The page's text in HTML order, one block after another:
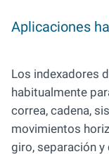
Aplicaciones
Los indexadores
habitualmente
correa, cadena,
movimientos
giro, separación y